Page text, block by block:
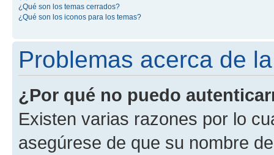
¿Qué son los temas cerrados?
¿Qué son los iconos para los temas?
Problemas acerca de
¿Por qué no puedo
Existen varias razones por lo
asegúrese de que su nombre